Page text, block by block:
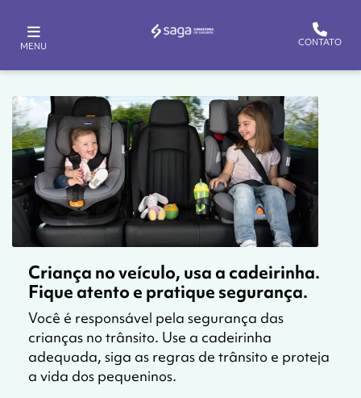
MENU CONTATO
Criança no veículo, usa a cadeirinha.
Fique atento e pratique segurança.
Você é responsável pela segurança das
crianças no trânsito. Use a cadeirinha
adequada, siga as regras de trânsito e proteja
a vida dos pequeninos.